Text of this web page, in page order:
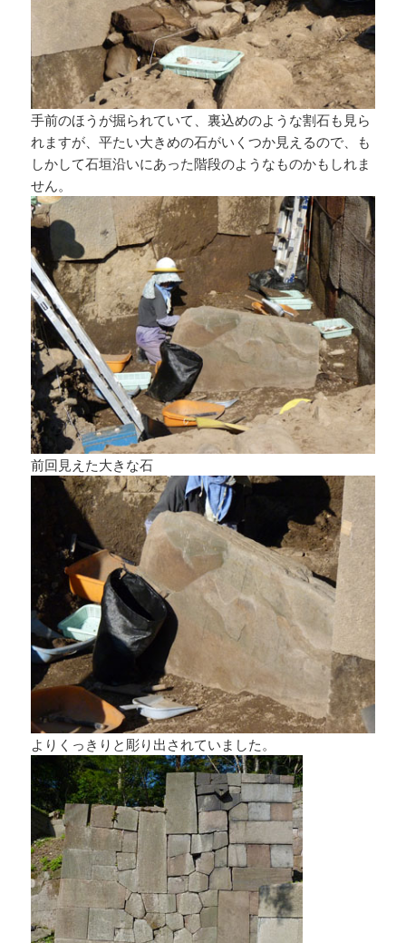
手前のほうが掘られていて、裏込めのような割石も見ら
れますが、平たい大きめの石がいくつか見えるので、も
しかして石垣沿いにあった階段のようなものかもしれま
せん。
前回見えた大きな石
よりくっきりと彫り出されていました。